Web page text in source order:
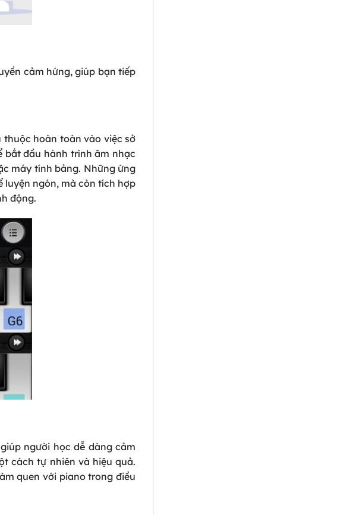
cảm hứng, giúp bạn tiếp
thuộc hoàn toàn vào việc sở
bắt đầu hành trình âm nhạc
máy tính bảng. Những ứng
luyện ngón, mà còn tích hợp
động.
người học dễ dàng cảm
cách tự nhiên và hiệu quả.
quen với piano trong điều